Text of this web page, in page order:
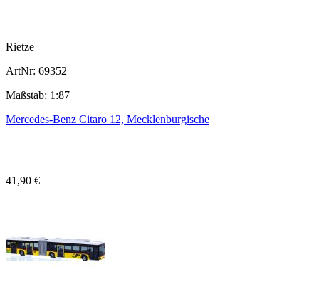
Rietze
ArtNr: 69352
Maßstab: 1:87
Mercedes-Benz Citaro 12, Mecklenburgische
41,90 €